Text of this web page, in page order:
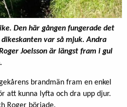
Den här gången fungerade det
var så mjuk. Andra
Joelsson är längst fram i gul
brandmän fram en enkel
att kunna lyfta och dra upp djur.
Roger började.